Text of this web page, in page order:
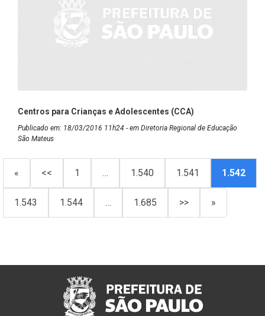
Centros para Crianças e Adolescentes (CCA)
Publicado em: 18/03/2016 11h24 - em Diretoria Regional de Educação
São Mateus
« << 1 … 1.540 1.541 1.542
1.543 1.544 … 1.685 >> »